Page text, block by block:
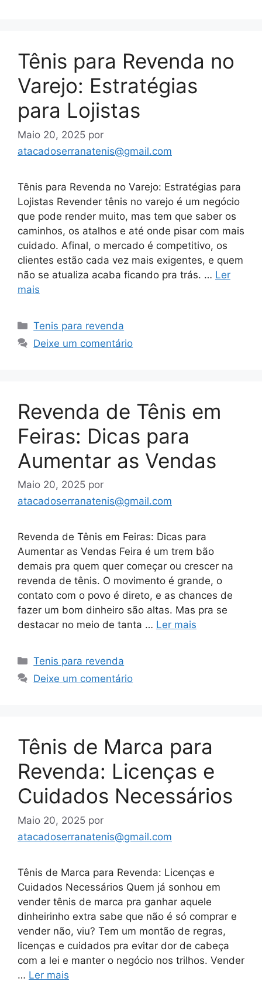
Tênis para Revenda no
Varejo: Estratégias
para Lojistas
Maio 20, 2025 por
atacadoserranatenis@gmail.com
Tênis para Revenda no Varejo: Estratégias para
Lojistas Revender tênis no varejo é um negócio
que pode render muito, mas tem que saber os
caminhos, os atalhos e até onde pisar com mais
cuidado. Afinal, o mercado é competitivo, os
clientes estão cada vez mais exigentes, e quem
não se atualiza acaba ficando pra trás. … Ler
mais
Categorias
Tenis para revenda
Deixe um comentário
Revenda de Tênis em
Feiras: Dicas para
Aumentar as Vendas
Maio 20, 2025 por
atacadoserranatenis@gmail.com
Revenda de Tênis em Feiras: Dicas para
Aumentar as Vendas Feira é um trem bão
demais pra quem quer começar ou crescer na
revenda de tênis. O movimento é grande, o
contato com o povo é direto, e as chances de
fazer um bom dinheiro são altas. Mas pra se
destacar no meio de tanta … Ler mais
Categorias
Tenis para revenda
Deixe um comentário
Tênis de Marca para
Revenda: Licenças e
Cuidados Necessários
Maio 20, 2025 por
atacadoserranatenis@gmail.com
Tênis de Marca para Revenda: Licenças e
Cuidados Necessários Quem já sonhou em
vender tênis de marca pra ganhar aquele
dinheirinho extra sabe que não é só comprar e
vender não, viu? Tem um montão de regras,
licenças e cuidados pra evitar dor de cabeça
com a lei e manter o negócio nos trilhos. Vender
… Ler mais